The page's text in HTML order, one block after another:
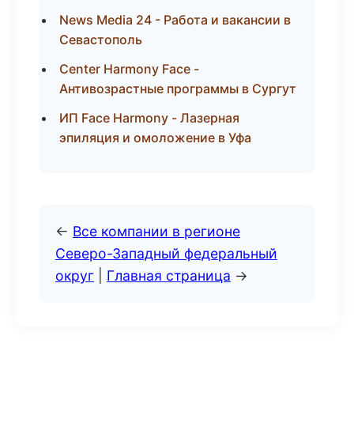
News Media 24 - Работа и вакансии в
Севастополь
Center Harmony Face -
Антивозрастные программы в Сургут
ИП Face Harmony - Лазерная
эпиляция и омоложение в Уфа
← Все компании в регионе
Северо-Западный федеральный
округ
Главная страница →